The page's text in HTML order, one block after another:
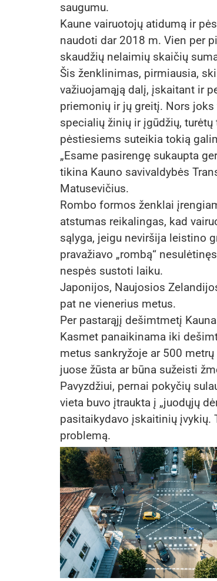
saugumu.
Kaune vairuotojų atidumą ir
naudoti dar 2018 m. Vien per
skaudžių nelaimių skaičių
Šis ženklinimas, pirmiausia,
važiuojamąją dalį, įskaitant ir
priemonių ir jų greitį. Nors
specialių žinių ir įgūdžių,
pėstiesiems suteikia tokią
„Esame pasirengę sukaupta
tikina Kauno savivaldybės
Matusevičius.
Rombo formos ženklai
atstumas reikalingas, kad
sąlyga, jeigu neviršija leistino
pravažiavo „rombą“
nespės sustoti laiku.
Japonijos, Naujosios
pat ne vienerius metus.
Per pastarąjį dešimtmetį
Kasmet panaikinama iki
metus sankryžoje ar 500
juose žūsta ar būna sužeisti
Pavyzdžiui, pernai pokyčių
vieta buvo įtraukta į „juodųjų
pasitaikydavo įskaitinių
problemą.